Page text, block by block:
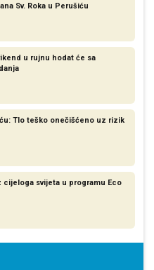
Sv. Roka u Perušiću
u rujnu hodat će sa
Tlo teško onečišćeno uz rizik
cijeloga svijeta u programu Eco